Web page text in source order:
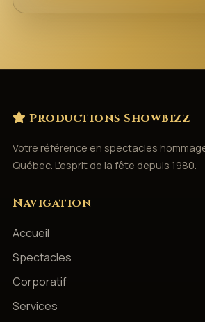
Productions Showbizz
Votre référence en spectacles
Québec. L'esprit de la fête depuis 1980.
Navigation
Accueil
Spectacles
Corporatif
Services